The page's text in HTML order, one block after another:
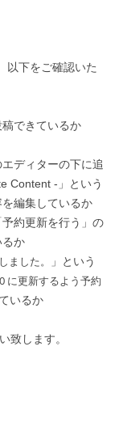
以下をご確認いた
できているか
ディターの下に追
Content -」という
編集しているか
約更新を行う」の
るか
ました。
」という
に更新するよう予約
いるか
致します。